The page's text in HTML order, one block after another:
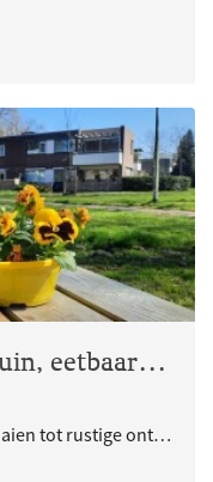
Ontmoetingsplek, haaktuin, eetbaar groen
Grasveldje 40e straat Tolhuis verfraaien tot rustige ontmoetingsplek vol eetbaar groen, haaktuin waar we met de buren de barbeque kunnen aansteken met een salade uit eigen tuin.